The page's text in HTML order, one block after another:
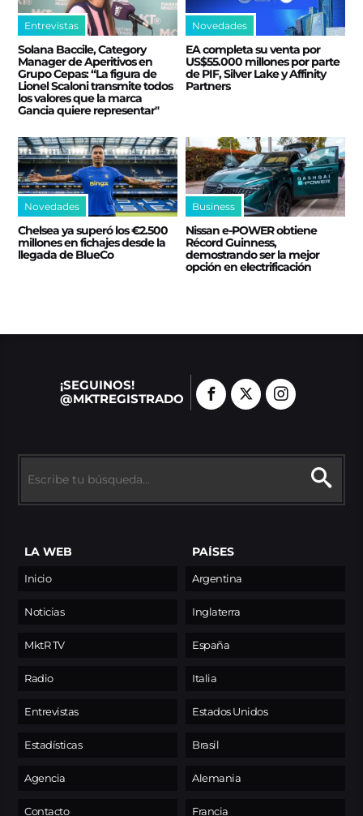
Entrevistas
Solana Baccile, Category
Manager de Aperitivos en
Grupo Cepas: “La figura de
Lionel Scaloni transmite todos
los valores que la marca
Gancia quiere representar"
Novedades
EA completa su venta por
US$55.000 millones por parte
de PIF, Silver Lake y Affinity
Partners
Novedades
Chelsea ya superó los €2.500
millones en fichajes desde la
llegada de BlueCo
Business
Nissan e‑POWER obtiene
Récord Guinness,
demostrando ser la mejor
opción en electrificación
¡SEGUINOS!
@MKTREGISTRADO
LA WEB
Inicio
Noticias
MktR TV
Radio
Entrevistas
Estadísticas
Agencia
Contacto
PAÍSES
Argentina
Inglaterra
España
Italia
Estados Unidos
Brasil
Alemania
Francia